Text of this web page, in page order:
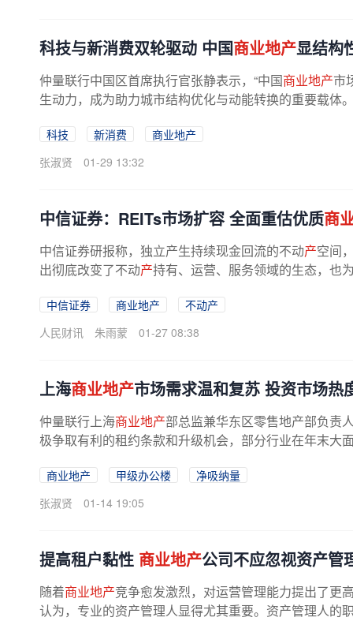
科技与新消费双轮驱动 中国商业地产显结构
仲量联行中国区首席执行官张静表示，“中国商业地产市
生动力，成为助力城市结构优化与动能转换的重要载体
科技 新消费
商业地产
张淑贤
01-29 13:32
中信证券：REITs市场扩容 全面重估优质商
中信证券研报称，独立产生持续现金回流的不动产空间
出彻底改变了不动产持有、运营、服务领域的生态，也
中信证券 商业地产
不动产
人民财讯
朱雨蒙 01-27 08:38
上海商业地产市场需求温和复苏 投资市场热
仲量联行上海商业地产部总监兼华东区零售地产部负责
极争取有利的租约条款和升级机会，部分行业在年末大
商业地产 甲级办公楼
净吸纳量
张淑贤
01-14 19:05
提高租户黏性 商业地产公司不应忽视资产管
随着商业地产竞争愈发激烈，对运营管理能力提出了更
认为，专业的资产管理人显得尤其重要。资产管理人的